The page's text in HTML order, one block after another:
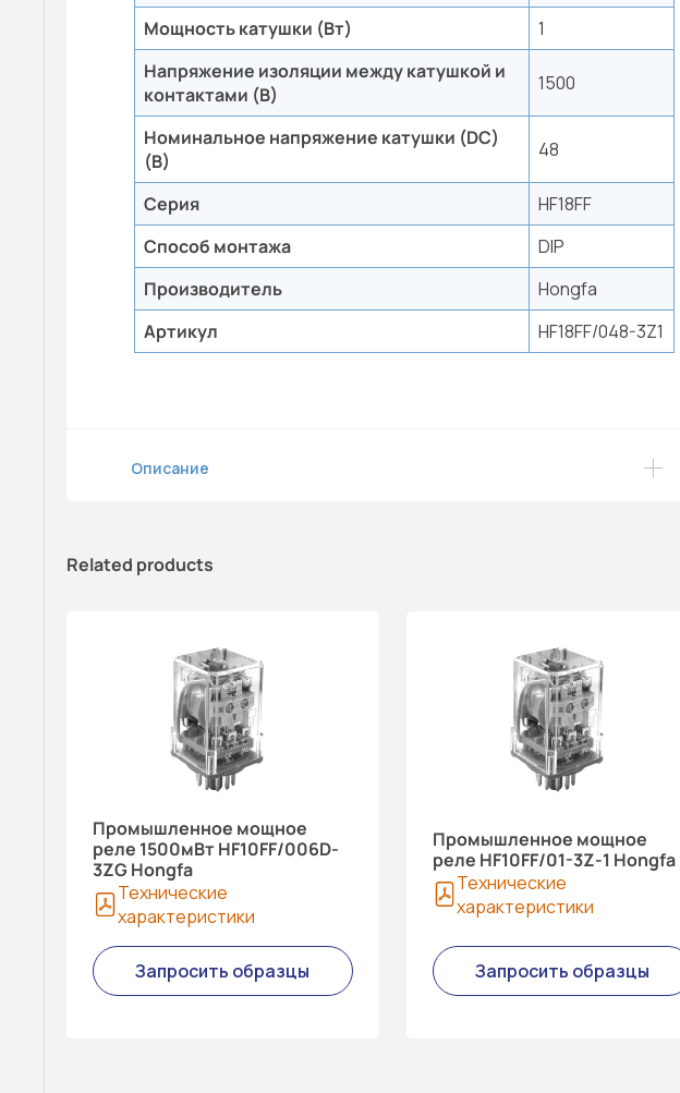
Мощность катушки (Вт)
1
Напряжение изоляции между катушкой и
контактами (В)
1500
Номинальное напряжение катушки (DC)
(В)
48
Серия
HF18FF
Способ монтажа
DIP
Производитель
Hongfa
Артикул
HF18FF/048-3Z1
Описание
Related products
Промышленное мощное
реле 1500мВт HF10FF/006D-
3ZG Hongfa
Технические
характеристики
Запросить образцы
Промышленное мощное
реле HF10FF/01-3Z-1 Hongfa
Технические
характеристики
Запросить образцы